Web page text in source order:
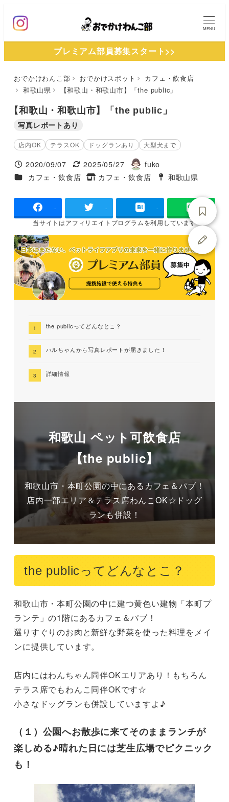
ン
MENU
プレミアム部員募集スタート>>
おでかけわんこ部 おでかけスポット
カフェ・飲食店
和歌山県
【和歌山・​和歌山市】「the public」
【和歌山・​和歌山市】「the public」
写真レポートあり
店内OK テラスOK ドッグランあり 大型犬まで
投稿日
2020/09/07
更新日
2025/05/27
著
者
fuko
施設ジャンル
カフェ・飲食店
タグ
カフェ・飲食店
タグ
和歌山県
- - -
当サイトはアフィリエイトプログラムを利用しています
the publicってどんなとこ？
ハルちゃんから写真レポートが届きました！
詳細情報
和歌山 ペット可飲食店
【the public】
和歌山市・本町公園の中にあるカフェ＆パブ！
店内一部エリア＆テラス席わんこOK☆ドッグ
ランも併設！
the publicってどんなとこ？
和歌山市・本町公園の中に建つ黄色い建物「本町プ
ランテ」の1階にあるカフェ＆パブ！
選りすぐりのお肉と新鮮な野菜を使った料理をメイ
ンに提供しています。
店内にはわんちゃん同伴OKエリアあり！もちろん
テラス席でもわんこ同伴OKです☆
小さなドッグランも併設していますよ♪
（１）公園へお散歩に来てそのままランチが
楽しめる♪晴れた日には芝生広場でピクニック
も！